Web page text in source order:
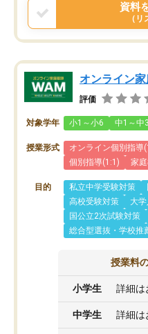
資料
（
オンライン
評価
対象学年 小1～小6 中1～中3
授業形式 オンライン個別指導
個別指導(1:1)
家
目的 私立中学受験対策
高校受験対策
大
国公立2次試験対策
総合型選抜・学校推
授業料
小学生 詳細は
中学生 詳細は